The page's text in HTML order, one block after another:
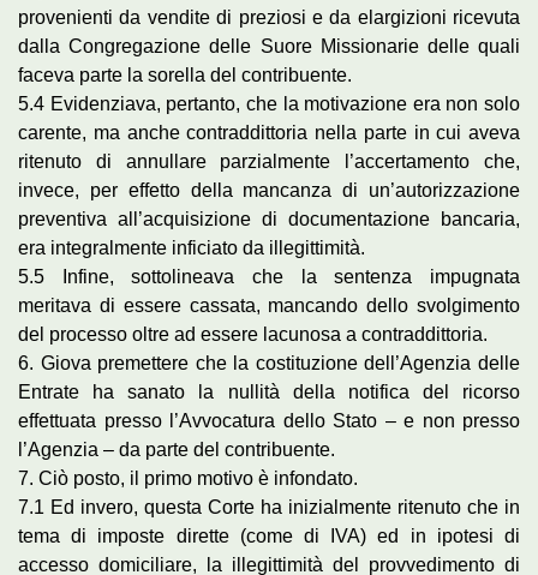
provenienti da vendite di preziosi e da elargizioni ricevuta
dalla Congregazione delle Suore Missionarie delle quali
faceva parte la sorella del contribuente.
5.4 Evidenziava, pertanto, che la motivazione era non solo
carente, ma anche contraddittoria nella parte in cui aveva
ritenuto di annullare parzialmente l’accertamento che,
invece, per effetto della mancanza di un’autorizzazione
preventiva all’acquisizione di documentazione bancaria,
era integralmente inficiato da illegittimità.
5.5 Infine, sottolineava che la sentenza impugnata
meritava di essere cassata, mancando dello svolgimento
del processo oltre ad essere lacunosa a contraddittoria.
6. Giova premettere che la costituzione dell’Agenzia delle
Entrate ha sanato la nullità della notifica del ricorso
effettuata presso l’Avvocatura dello Stato – e non presso
l’Agenzia – da parte del contribuente.
7. Ciò posto, il primo motivo è infondato.
7.1 Ed invero, questa Corte ha inizialmente ritenuto che in
tema di imposte dirette (come di IVA) ed in ipotesi di
accesso domiciliare, la illegittimità del provvedimento di